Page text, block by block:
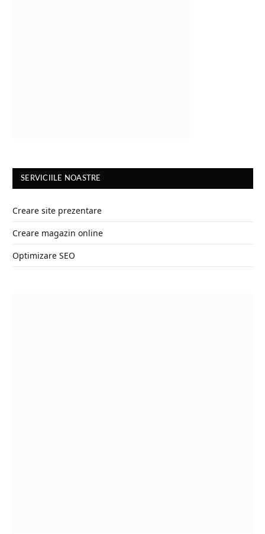
SERVICIILE NOASTRE
Creare site prezentare
Creare magazin online
Optimizare SEO